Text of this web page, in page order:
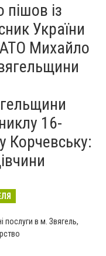
із
України
Михайло
16-
Корчевську:
послуги в м. Звягель,